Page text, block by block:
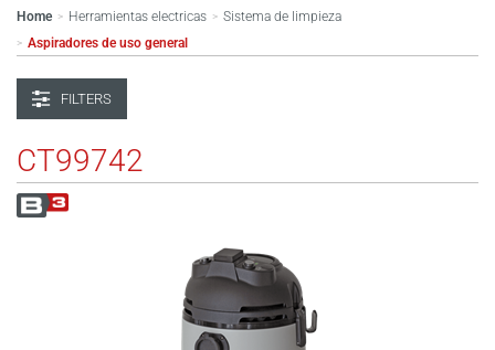
Home > Herramientas electricas > Sistema de limpieza
> Aspiradores de uso general
FILTERS
CT99742